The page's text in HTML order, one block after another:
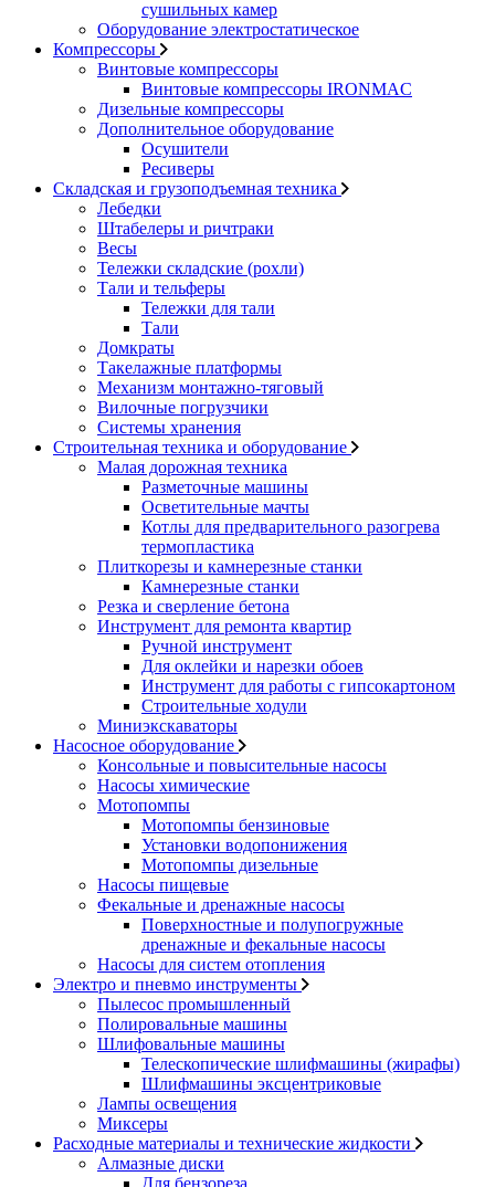
сушильных камер
Оборудование электростатическое
Компрессоры
Винтовые компрессоры
Винтовые компрессоры IRONMAC
Дизельные компрессоры
Дополнительное оборудование
Осушители
Ресиверы
Складская и грузоподъемная техника
Лебедки
Штабелеры и ричтраки
Весы
Тележки складские (рохли)
Тали и тельферы
Тележки для тали
Тали
Домкраты
Такелажные платформы
Механизм монтажно-тяговый
Вилочные погрузчики
Системы хранения
Строительная техника и оборудование
Малая дорожная техника
Разметочные машины
Осветительные мачты
Котлы для предварительного разогрева
термопластика
Плиткорезы и камнерезные станки
Камнерезные станки
Резка и сверление бетона
Инструмент для ремонта квартир
Ручной инструмент
Для оклейки и нарезки обоев
Инструмент для работы с гипсокартоном
Строительные ходули
Миниэкскаваторы
Насосное оборудование
Консольные и повысительные насосы
Насосы химические
Мотопомпы
Мотопомпы бензиновые
Установки водопонижения
Мотопомпы дизельные
Насосы пищевые
Фекальные и дренажные насосы
Поверхностные и полупогружные
дренажные и фекальные насосы
Насосы для систем отопления
Электро и пневмо инструменты
Пылесос промышленный
Полировальные машины
Шлифовальные машины
Телескопические шлифмашины (жирафы)
Шлифмашины эксцентриковые
Лампы освещения
Миксеры
Расходные материалы и технические жидкости
Алмазные диски